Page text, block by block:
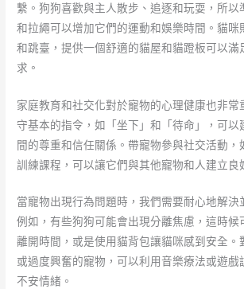
繫。狗狗喜歡與主人散步、追逐和玩耍，所以
和拉繩可以增加它們的運動和娛樂時間。貓咪
和跳臺，提供一個舒適的貓屋和貓蹬板可以滿
求。
家庭教育和社交化對於寵物的心理健康也非常
守基本的指令，如「坐下」和「待命」，可以
間的尊重和信任關係。帶寵物參與社交活動，
訓練課程，可以讓它們與其他寵物和人建立良
當寵物出現行為問題時，我們需要耐心地解決
例如，有些狗狗可能會出現分離焦慮，這時候
離開時間，或是使用貓背包讓貓咪感到安全。
或過度興奮的寵物，可以利用音樂療法或遊戲
不安情緒。